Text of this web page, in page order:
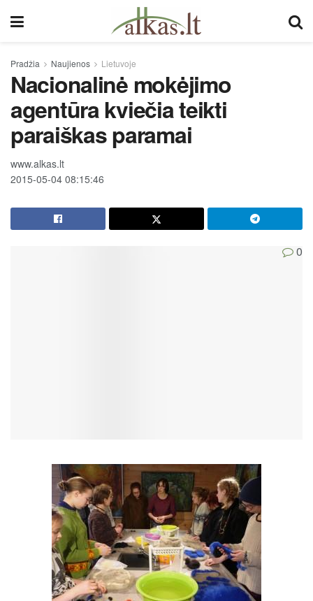
Pradžia Naujienos Lietuvoje
Nacionalinė mokėjimo
agentūra kviečia teikti
paraiškas paramai
www.alkas.lt
2015-05-04 08:15:46
0